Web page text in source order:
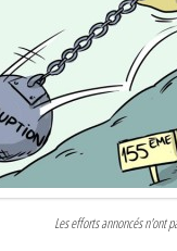
Les efforts annoncés n'ont